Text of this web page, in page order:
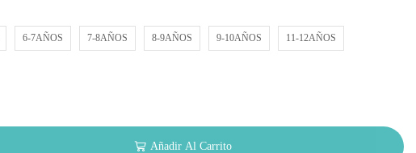
6-7AÑOS 7-8AÑOS 8-9AÑOS 9-10AÑOS 11-12AÑOS
Añadir Al Carrito